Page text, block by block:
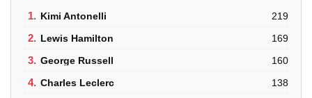
1. Kimi Antonelli 219
2. Lewis Hamilton 169
3. George Russell 160
4. Charles Leclerc 138